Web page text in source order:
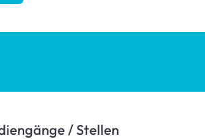
/ Stellen